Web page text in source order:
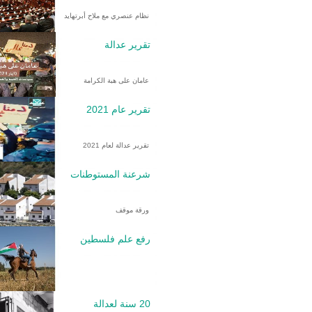
نظام عنصري مع ملاح أبرتهايد
تقرير عدالة
عامان على هبة الكرامة
تقرير عام 2021
تقرير عدالة لعام 2021
شرعنة المستوطنات
ورقة موقف
رفع علم فلسطين
20 سنة لعدالة